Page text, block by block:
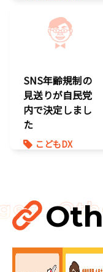
命を守る
子育て支援拡
将来不安
SNS年齢規制の
見送りが自民党
内で決定しまし
た
こどもDX
表現規制